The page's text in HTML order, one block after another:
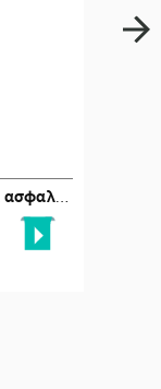
ασφαλή